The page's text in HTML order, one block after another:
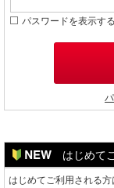
パスワードを表示する
はじめて
はじめてご利用される